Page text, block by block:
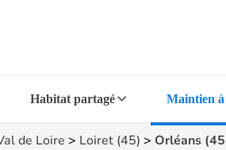
Habitat partagé Maintien
de Loire > Loiret (45) > Orléans